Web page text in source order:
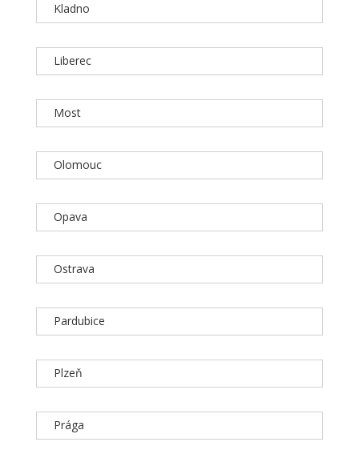
Kladno
Liberec
Most
Olomouc
Opava
Ostrava
Pardubice
Plzeň
Prága